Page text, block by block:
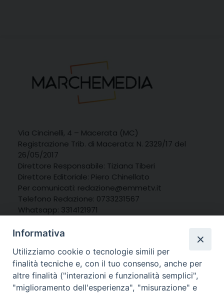
Via Cincinelli, 4 – Macerata (MC)
Registrazione Trib. di Macerata: N. 2329/17 del
26/05/2017
Direttore Responsabile: Tiziana Tiberi
Direttore Editoriale: Piero Chinellato
Per comunicati: redazione@emmetv.it
Telefono Redazione: 0733231567
Whatsapp: 3314121971
Informativa
Utilizziamo cookie o tecnologie simili per
finalità tecniche e, con il tuo consenso, anche per
altre finalità ("interazioni e funzionalità semplici",
"miglioramento dell'esperienza", "misurazione" e